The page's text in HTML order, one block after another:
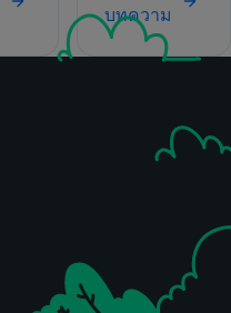
บทความ